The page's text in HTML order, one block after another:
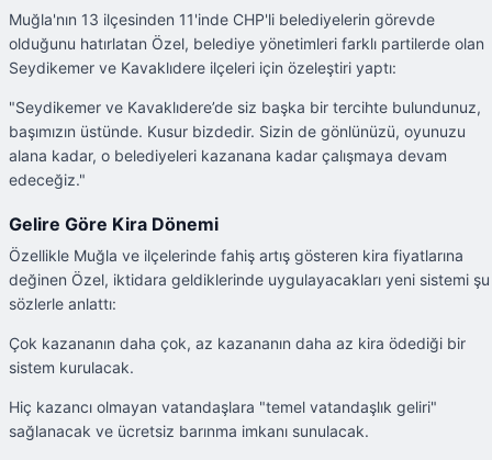
Muğla'nın 13 ilçesinden 11'inde CHP'li belediyelerin görevde
olduğunu hatırlatan Özel, belediye yönetimleri farklı partilerde olan
Seydikemer ve Kavaklıdere ilçeleri için özeleştiri yaptı:
"Seydikemer ve Kavaklıdere’de siz başka bir tercihte bulundunuz,
başımızın üstünde. Kusur bizdedir. Sizin de gönlünüzü, oyunuzu
alana kadar, o belediyeleri kazanana kadar çalışmaya devam
edeceğiz."
Gelire Göre Kira Dönemi
Özellikle Muğla ve ilçelerinde fahiş artış gösteren kira fiyatlarına
değinen Özel, iktidara geldiklerinde uygulayacakları yeni sistemi şu
sözlerle anlattı:
Çok kazananın daha çok, az kazananın daha az kira ödediği bir
sistem kurulacak.
Hiç kazancı olmayan vatandaşlara "temel vatandaşlık geliri"
sağlanacak ve ücretsiz barınma imkanı sunulacak.